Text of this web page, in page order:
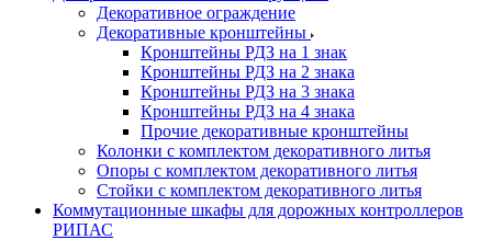
Декоративное ограждение
Декоративные кронштейны
Кронштейны РДЗ на 1 знак
Кронштейны РДЗ на 2 знака
Кронштейны РДЗ на 3 знака
Кронштейны РДЗ на 4 знака
Прочие декоративные кронштейны
Колонки с комплектом декоративного литья
Опоры с комплектом декоративного литья
Стойки с комплектом декоративного литья
Коммутационные шкафы для дорожных контроллеров
РИПАС